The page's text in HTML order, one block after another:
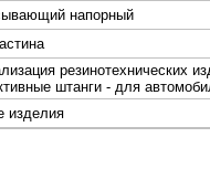
напорный
штанги - для
изделия